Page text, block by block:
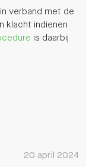
verband met de
klacht indienen
is daarbij
20 april 2024